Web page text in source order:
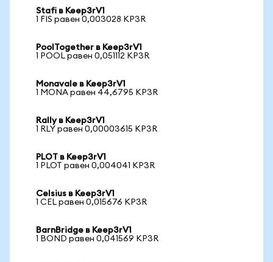
Stafi в Keep3rV1
1 FIS равен 0,003028 KP3R
PoolTogether в Keep3rV1
1 POOL равен 0,051112 KP3R
Monavale в Keep3rV1
1 MONA равен 44,6795 KP3R
Rally в Keep3rV1
1 RLY равен 0,00003615 KP3R
PLOT в Keep3rV1
1 PLOT равен 0,004041 KP3R
Celsius в Keep3rV1
1 CEL равен 0,015676 KP3R
BarnBridge в Keep3rV1
1 BOND равен 0,041569 KP3R